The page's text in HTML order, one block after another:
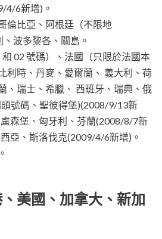
4/6新增)。
倫比亞、阿根廷（不限地
波多黎各、關島。
02 號碼）、法國（只限於法國本
利時、丹麥、愛爾蘭、 義大利、荷
、瑞士、希臘、 西班牙、瑞典、俄
號碼、聖彼得堡)(2008/9/13新
森堡、匈牙利、芬蘭(2008/8/7新
亞、斯洛伐克(2009/4/6新增)。
美國、加拿大、新加